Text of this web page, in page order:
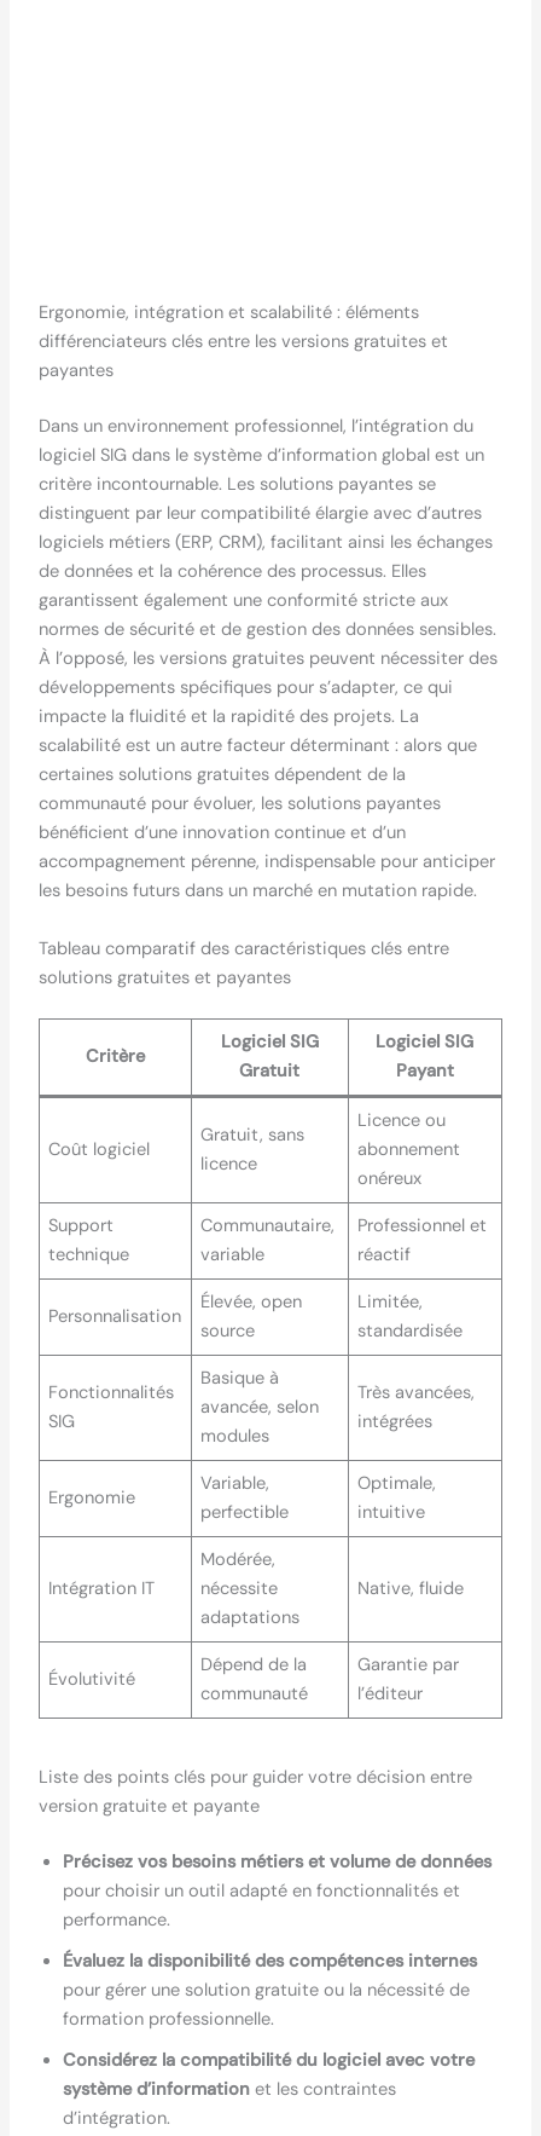
Ergonomie, intégration et scalabilité : éléments
différenciateurs clés entre les versions gratuites et
payantes
Dans un environnement professionnel, l’intégration du
logiciel SIG dans le système d’information global est un
critère incontournable. Les solutions payantes se
distinguent par leur compatibilité élargie avec d’autres
logiciels métiers (ERP, CRM), facilitant ainsi les échanges
de données et la cohérence des processus. Elles
garantissent également une conformité stricte aux
normes de sécurité et de gestion des données sensibles.
À l’opposé, les versions gratuites peuvent nécessiter des
développements spécifiques pour s’adapter, ce qui
impacte la fluidité et la rapidité des projets. La
scalabilité est un autre facteur déterminant : alors que
certaines solutions gratuites dépendent de la
communauté pour évoluer, les solutions payantes
bénéficient d’une innovation continue et d’un
accompagnement pérenne, indispensable pour anticiper
les besoins futurs dans un marché en mutation rapide.
Tableau comparatif des caractéristiques clés entre
solutions gratuites et payantes
Critère
Logiciel SIG
Gratuit
Logiciel SIG
Payant
Coût logiciel
Gratuit, sans
licence
Licence ou
abonnement
onéreux
Support
technique
Communautaire,
variable
Professionnel et
réactif
Personnalisation
Élevée, open
source
Limitée,
standardisée
Fonctionnalités
SIG
Basique à
avancée, selon
modules
Très avancées,
intégrées
Ergonomie
Variable,
perfectible
Optimale,
intuitive
Intégration IT
Modérée,
nécessite
adaptations
Native, fluide
Évolutivité
Dépend de la
communauté
Garantie par
l’éditeur
Liste des points clés pour guider votre décision entre
version gratuite et payante
Précisez vos besoins métiers et volume de données
pour choisir un outil adapté en fonctionnalités et
performance.
Évaluez la disponibilité des compétences internes
pour gérer une solution gratuite ou la nécessité de
formation professionnelle.
Considérez la compatibilité du logiciel avec votre
système d’informationet les contraintes
d’intégration.